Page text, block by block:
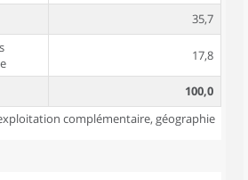
35,7
17,8
100,0
complémentaire, géographie